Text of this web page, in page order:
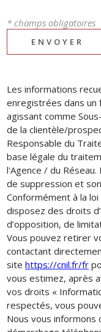
* champs obligatoires
ENVOYER
Les informations
enregistrées dans un
agissant comme
de la clientèle/
Responsable du
base légale du
l'Agence / du
de suppression et
Conformément à la
disposez des droits
d’opposition, de
Vous pouvez retirer
contactant
site https://cnil.fr/fr
vous estimez, après
vos droits «
respectés, vous
Nous vous informons